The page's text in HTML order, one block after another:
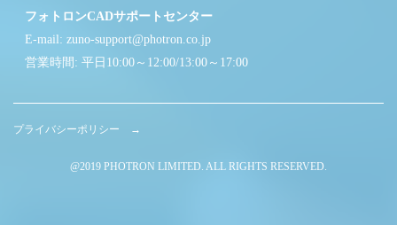
フォトロンCADサポートセンター
E-mail: zuno-support@photron.co.jp
営業時間: 平日10:00～12:00/13:00～17:00
プライバシーポリシー →
@2019 PHOTRON LIMITED. ALL RIGHTS RESERVED.